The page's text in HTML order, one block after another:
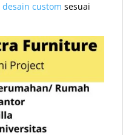
desain custom sesuai